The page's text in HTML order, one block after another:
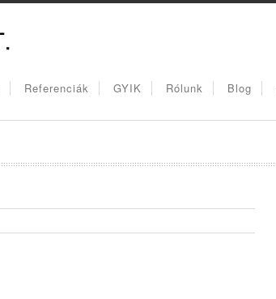
Referenciák GYIK Rólunk Blog